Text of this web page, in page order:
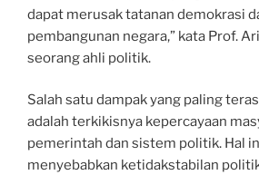
dapat merusak tatanan demokrasi
pembangunan negara,” kata Prof.
seorang ahli politik.
Salah satu dampak yang paling
adalah terkikisnya kepercayaan
pemerintah dan sistem politik. Hal
menyebabkan ketidakstabilan